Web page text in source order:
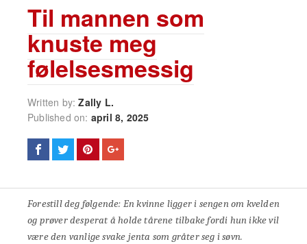
Til mannen som
knuste meg
følelsesmessig
Written by:Zally L.
Published on: april 8, 2025
Forestill deg følgende: En kvinne ligger i sengen om kvelden
og prøver desperat å holde tårene tilbake fordi hun ikke vil
være den vanlige svake jenta som gråter seg i søvn.